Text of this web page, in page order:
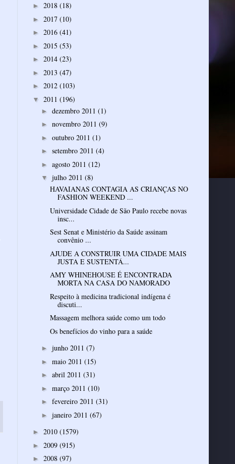
► 2018 (18)
► 2017 (10)
► 2016 (41)
► 2015 (53)
► 2014 (23)
► 2013 (47)
► 2012 (103)
▼ 2011 (196)
► dezembro 2011 (1)
► novembro 2011 (9)
► outubro 2011 (1)
► setembro 2011 (4)
► agosto 2011 (12)
▼ julho 2011 (8)
HAVAIANAS CONTAGIA AS CRIANÇAS NO
FASHION WEEKEND ...
Universidade Cidade de São Paulo recebe novas
insc...
Sest Senat e Ministério da Saúde assinam
convênio ...
AJUDE A CONSTRUIR UMA CIDADE MAIS
JUSTA E SUSTENTÁ...
AMY WHINEHOUSE É ENCONTRADA
MORTA NA CASA DO NAMORADO
Respeito à medicina tradicional indígena é
discuti...
Massagem melhora saúde como um todo
Os benefícios do vinho para a saúde‏
► junho 2011 (7)
► maio 2011 (15)
► abril 2011 (31)
► março 2011 (10)
► fevereiro 2011 (31)
► janeiro 2011 (67)
► 2010 (1579)
► 2009 (915)
► 2008 (97)